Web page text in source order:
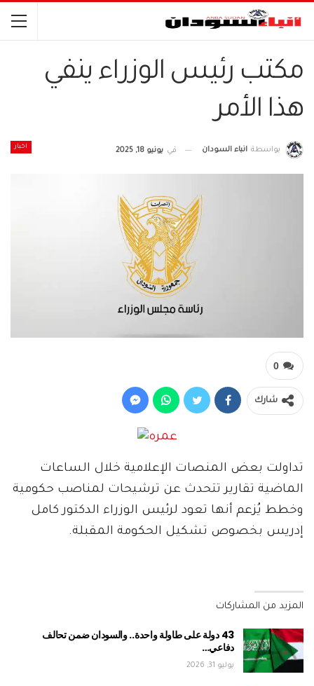
مكتب رئيس الوزراء ينفي
هذا الأمر
اخبار بواسطة انباء السودان في يونيو 18, 2025
0
شارك
تداولت بعض المنصات الإعلامية خلال الساعات
الماضية تقارير تتحدث عن ترشيحات لمناصب حكومية
وخطط يُزعم أنها تعود لرئيس الوزراء الدكتور كامل
إدريس بخصوص تشكيل الحكومة المقبلة.
المزيد من المشاركات
43 دولة على طاولة واحدة.. والسودان ضمن تحالف
دفاعي…
يوليو 31, 2026